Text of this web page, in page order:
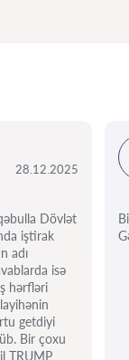
28.12.2025
Dövlət
iştirak
adı
isə
hərfləri
getdiyi
Bir çoxu
TRUMP